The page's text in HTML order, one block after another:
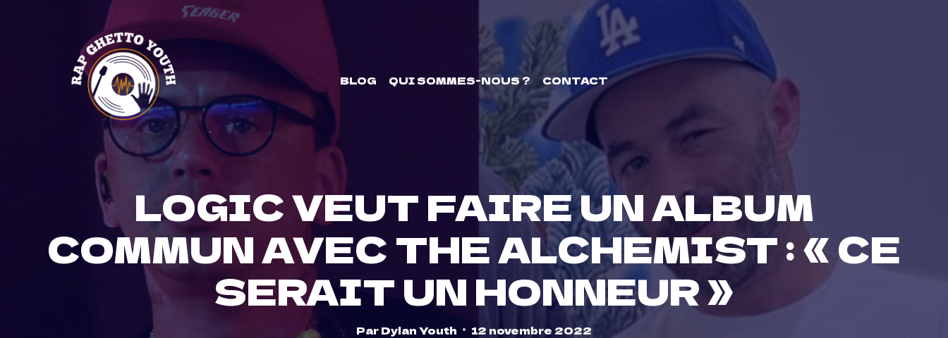
BLOG QUI SOMMES-NOUS ? CONTACT
LOGIC VEUT FAIRE UN ALBUM
COMMUN AVEC THE ALCHEMIST : « CE
SERAIT UN HONNEUR »
ParDylan Youth 12 novembre 2022